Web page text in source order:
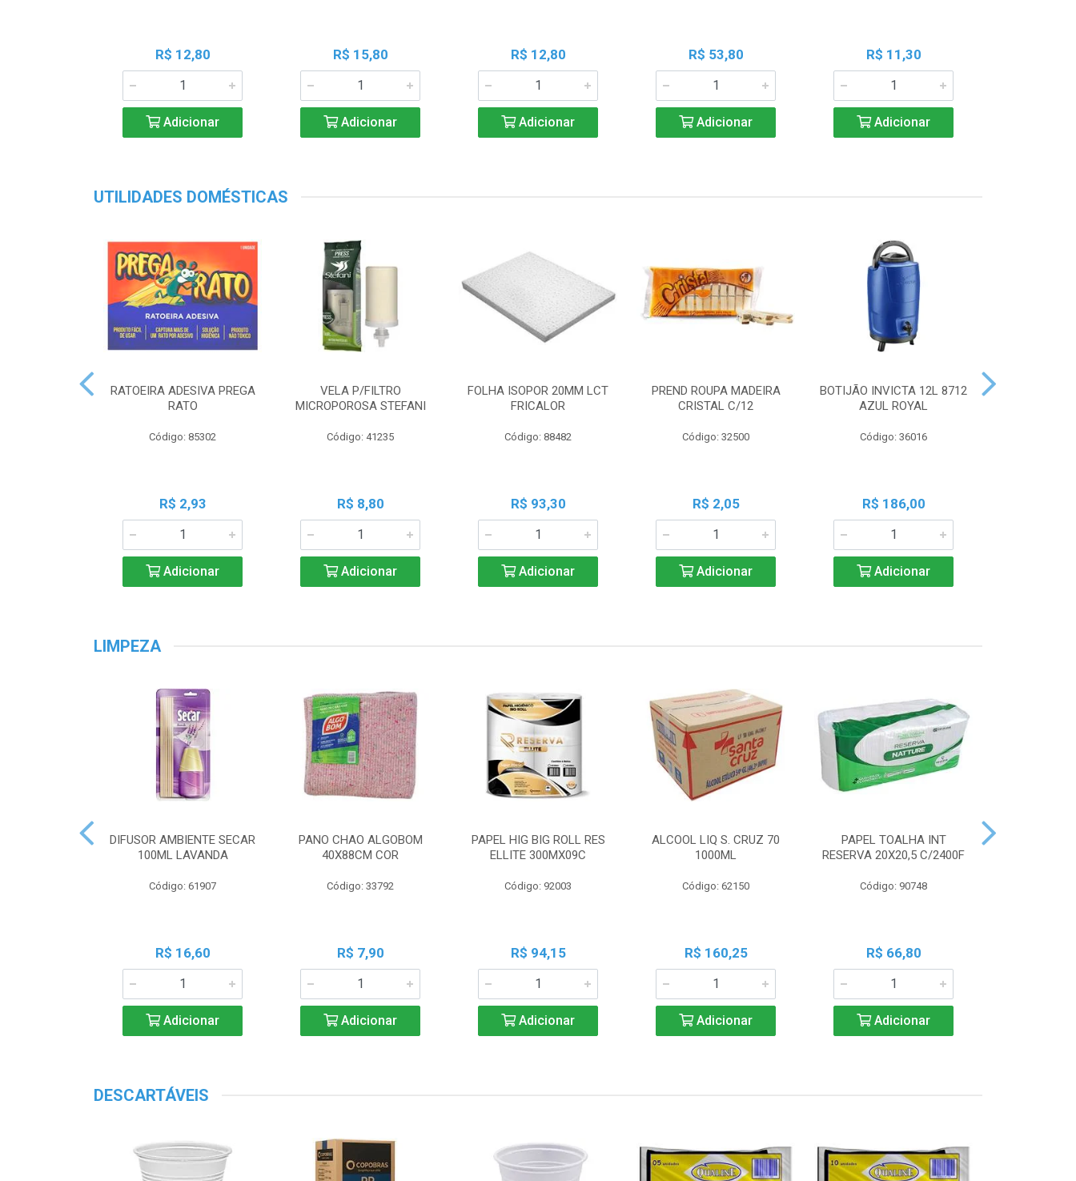
R$ 12,80
Adicionar
R$ 15,80
Adicionar
R$ 12,80
Adicionar
R$ 53,80
Adicionar
R$ 11,30
Adicionar
UTILIDADES DOMÉSTICAS
RATOEIRA ADESIVA PREGA
RATO
Código: 85302
R$ 2,93
Adicionar
VELA P/FILTRO
MICROPOROSA STEFANI
Código: 41235
R$ 8,80
Adicionar
FOLHA ISOPOR 20MM LCT
FRICALOR
Código: 88482
R$ 93,30
Adicionar
PREND ROUPA MADEIRA
CRISTAL C/12
Código: 32500
R$ 2,05
Adicionar
BOTIJÃO INVICTA 12L 8712
AZUL ROYAL
Código: 36016
R$ 186,00
Adicionar
LIMPEZA
DIFUSOR AMBIENTE SECAR
100ML LAVANDA
Código: 61907
R$ 16,60
Adicionar
PANO CHAO ALGOBOM
40X88CM COR
Código: 33792
R$ 7,90
Adicionar
PAPEL HIG BIG ROLL RES
ELLITE 300MX09C
Código: 92003
R$ 94,15
Adicionar
ALCOOL LIQ S. CRUZ 70
1000ML
Código: 62150
R$ 160,25
Adicionar
PAPEL TOALHA INT
RESERVA 20X20,5 C/2400F
Código: 90748
R$ 66,80
Adicionar
DESCARTÁVEIS